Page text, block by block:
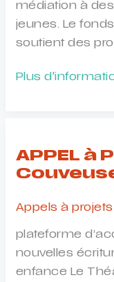
médiation à
jeunes. Le
soutient des
FONDS
2024-
2025
Plus
APPEL à
Appels à projets
plateforme
nouvelles
enfance Le